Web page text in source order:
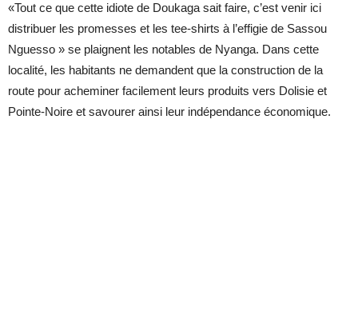
«Tout ce que cette idiote de Doukaga sait faire, c’est venir ici
distribuer les promesses et les tee-shirts à l’effigie de Sassou
Nguesso » se plaignent les notables de Nyanga. Dans cette
localité, les habitants ne demandent que la construction de la
route pour acheminer facilement leurs produits vers Dolisie et
Pointe-Noire et savourer ainsi leur indépendance économique.